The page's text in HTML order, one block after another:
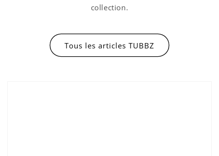
collection.
Tous les articles TUBBZ